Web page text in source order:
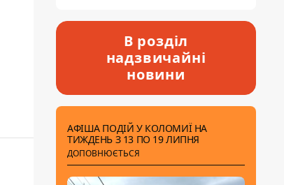
В розділ
надзвичайні
новини
АФІША ПОДІЙ У КОЛОМИЇ НА
ТИЖДЕНЬ З 13 ПО 19 ЛИПНЯ
ДОПОВНЮЄТЬСЯ